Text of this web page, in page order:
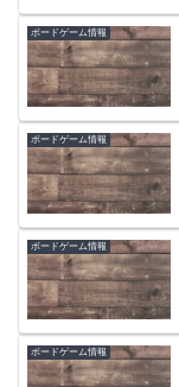
ボードゲーム情報
ボードゲーム情報
ボードゲーム情報
ボードゲーム情報